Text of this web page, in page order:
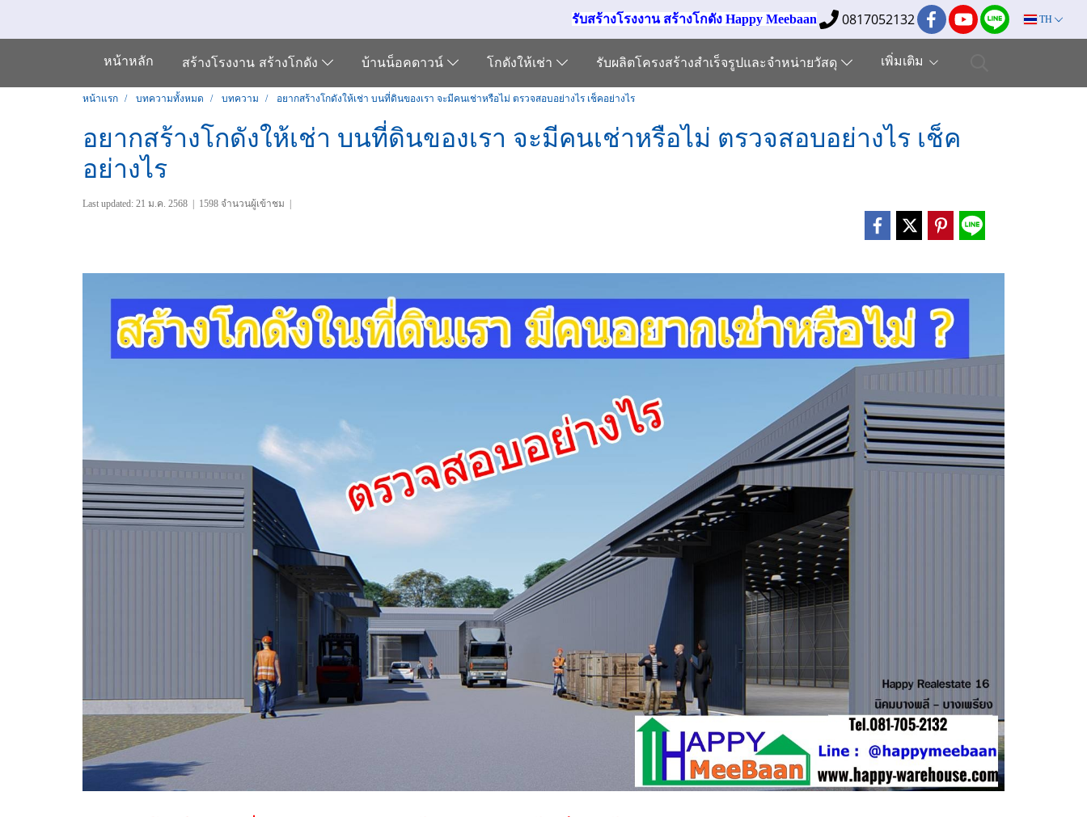
รับสร้างโรงงาน สร้างโกดัง Happy Meebaan 0817052132 TH
หน้าหลัก สร้างโรงงาน สร้างโกดัง บ้านน็อคดาวน์ โกดังให้เช่า รับผลิตโครงสร้างสำเร็จรูปและจำหน่ายวัสดุ เพิ่มเติม
หน้าแรก บทความทั้งหมด บทความ อยากสร้างโกดังให้เช่า บนที่ดินของเรา จะมีคนเช่าหรือไม่ ตรวจสอบอย่างไร เช็คอย่างไร
อยากสร้างโกดังให้เช่า บนที่ดินของเรา จะมีคนเช่าหรือไม่ ตรวจสอบอย่างไร เช็ค
อย่างไร
Last updated: 21 ม.ค. 2568 1598 จำนวนผู้เข้าชม